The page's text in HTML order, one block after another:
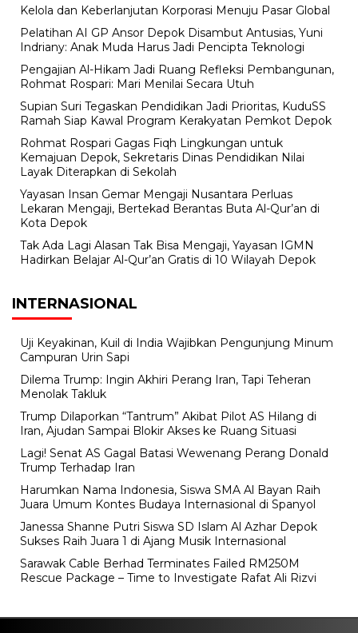
Kelola dan Keberlanjutan Korporasi Menuju Pasar Global
Pelatihan AI GP Ansor Depok Disambut Antusias, Yuni
Indriany: Anak Muda Harus Jadi Pencipta Teknologi
Pengajian Al-Hikam Jadi Ruang Refleksi Pembangunan,
Rohmat Rospari: Mari Menilai Secara Utuh
Supian Suri Tegaskan Pendidikan Jadi Prioritas, KuduSS
Ramah Siap Kawal Program Kerakyatan Pemkot Depok
Rohmat Rospari Gagas Fiqh Lingkungan untuk
Kemajuan Depok, Sekretaris Dinas Pendidikan Nilai
Layak Diterapkan di Sekolah
Yayasan Insan Gemar Mengaji Nusantara Perluas
Lekaran Mengaji, Bertekad Berantas Buta Al-Qur’an di
Kota Depok
Tak Ada Lagi Alasan Tak Bisa Mengaji, Yayasan IGMN
Hadirkan Belajar Al-Qur’an Gratis di 10 Wilayah Depok
INTERNASIONAL
Uji Keyakinan, Kuil di India Wajibkan Pengunjung Minum
Campuran Urin Sapi
Dilema Trump: Ingin Akhiri Perang Iran, Tapi Teheran
Menolak Takluk
Trump Dilaporkan “Tantrum” Akibat Pilot AS Hilang di
Iran, Ajudan Sampai Blokir Akses ke Ruang Situasi
Lagi! Senat AS Gagal Batasi Wewenang Perang Donald
Trump Terhadap Iran
Harumkan Nama Indonesia, Siswa SMA Al Bayan Raih
Juara Umum Kontes Budaya Internasional di Spanyol
Janessa Shanne Putri Siswa SD Islam Al Azhar Depok
Sukses Raih Juara 1 di Ajang Musik Internasional
Sarawak Cable Berhad Terminates Failed RM250M
Rescue Package – Time to Investigate Rafat Ali Rizvi